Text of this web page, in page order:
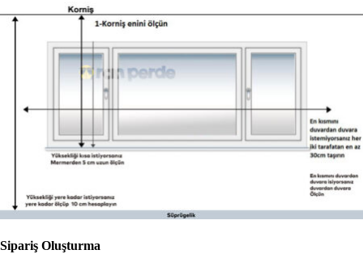
Sipariş Oluşturma